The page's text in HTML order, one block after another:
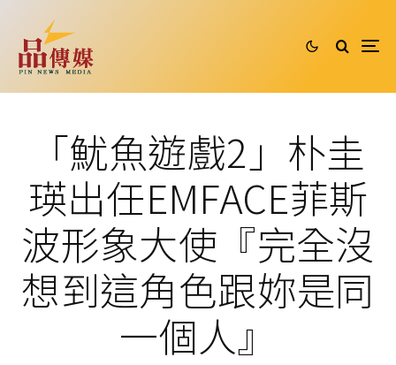
「魷魚遊戲2」朴圭
瑛出任EMFACE菲斯
波形象大使『完全沒
想到這角色跟妳是同
一個人』